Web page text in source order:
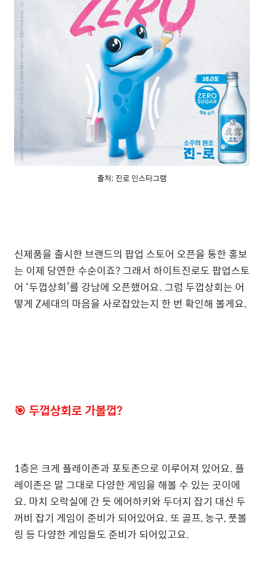
출처: 진로 인스타그램
신제품을 출시한 브랜드의 팝업 스토어 오픈을 통한 홍보
는 이제 당연한 수순이죠? 그래서 하이트진로도 팝업스토
어 ‘두껍상회’를 강남에 오픈했어요. 그럼 두껍상회는 어
떻게 Z세대의 마음을 사로잡았는지 한 번 확인해 볼게요.
🎯두껍상회로 가볼껍?
1층은 크게 플레이존과 포토존으로 이루어져 있어요. 플
레이존은 말 그대로 다양한 게임을 해볼 수 있는 곳이에
요. 마치 오락실에 간 듯 에어하키와 두더지 잡기 대신 두
꺼비 잡기 게임이 준비가 되어있어요. 또 골프, 농구, 풋볼
링 등 다양한 게임들도 준비가 되어있고요.